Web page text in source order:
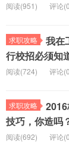
阅读(951) 评论(0
求职攻略
我在
行校招必须知
阅读(724) 评论(0
求职攻略
技巧，你造吗
阅读(692) 评论(0